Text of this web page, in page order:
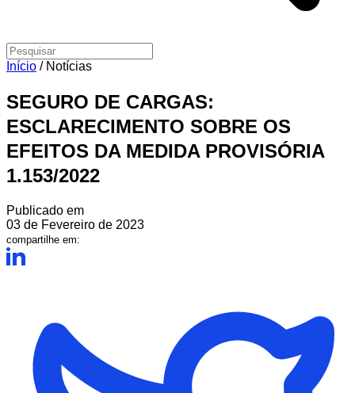
Início / Notícias
SEGURO DE CARGAS:
ESCLARECIMENTO SOBRE OS
EFEITOS DA MEDIDA PROVISÓRIA
1.153/2022
Publicado em
03 de Fevereiro de 2023
compartilhe em: